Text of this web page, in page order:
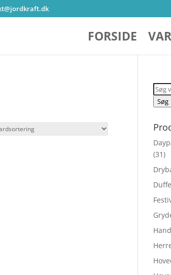
FORSIDE
Søg
efter:
Søg
(31)